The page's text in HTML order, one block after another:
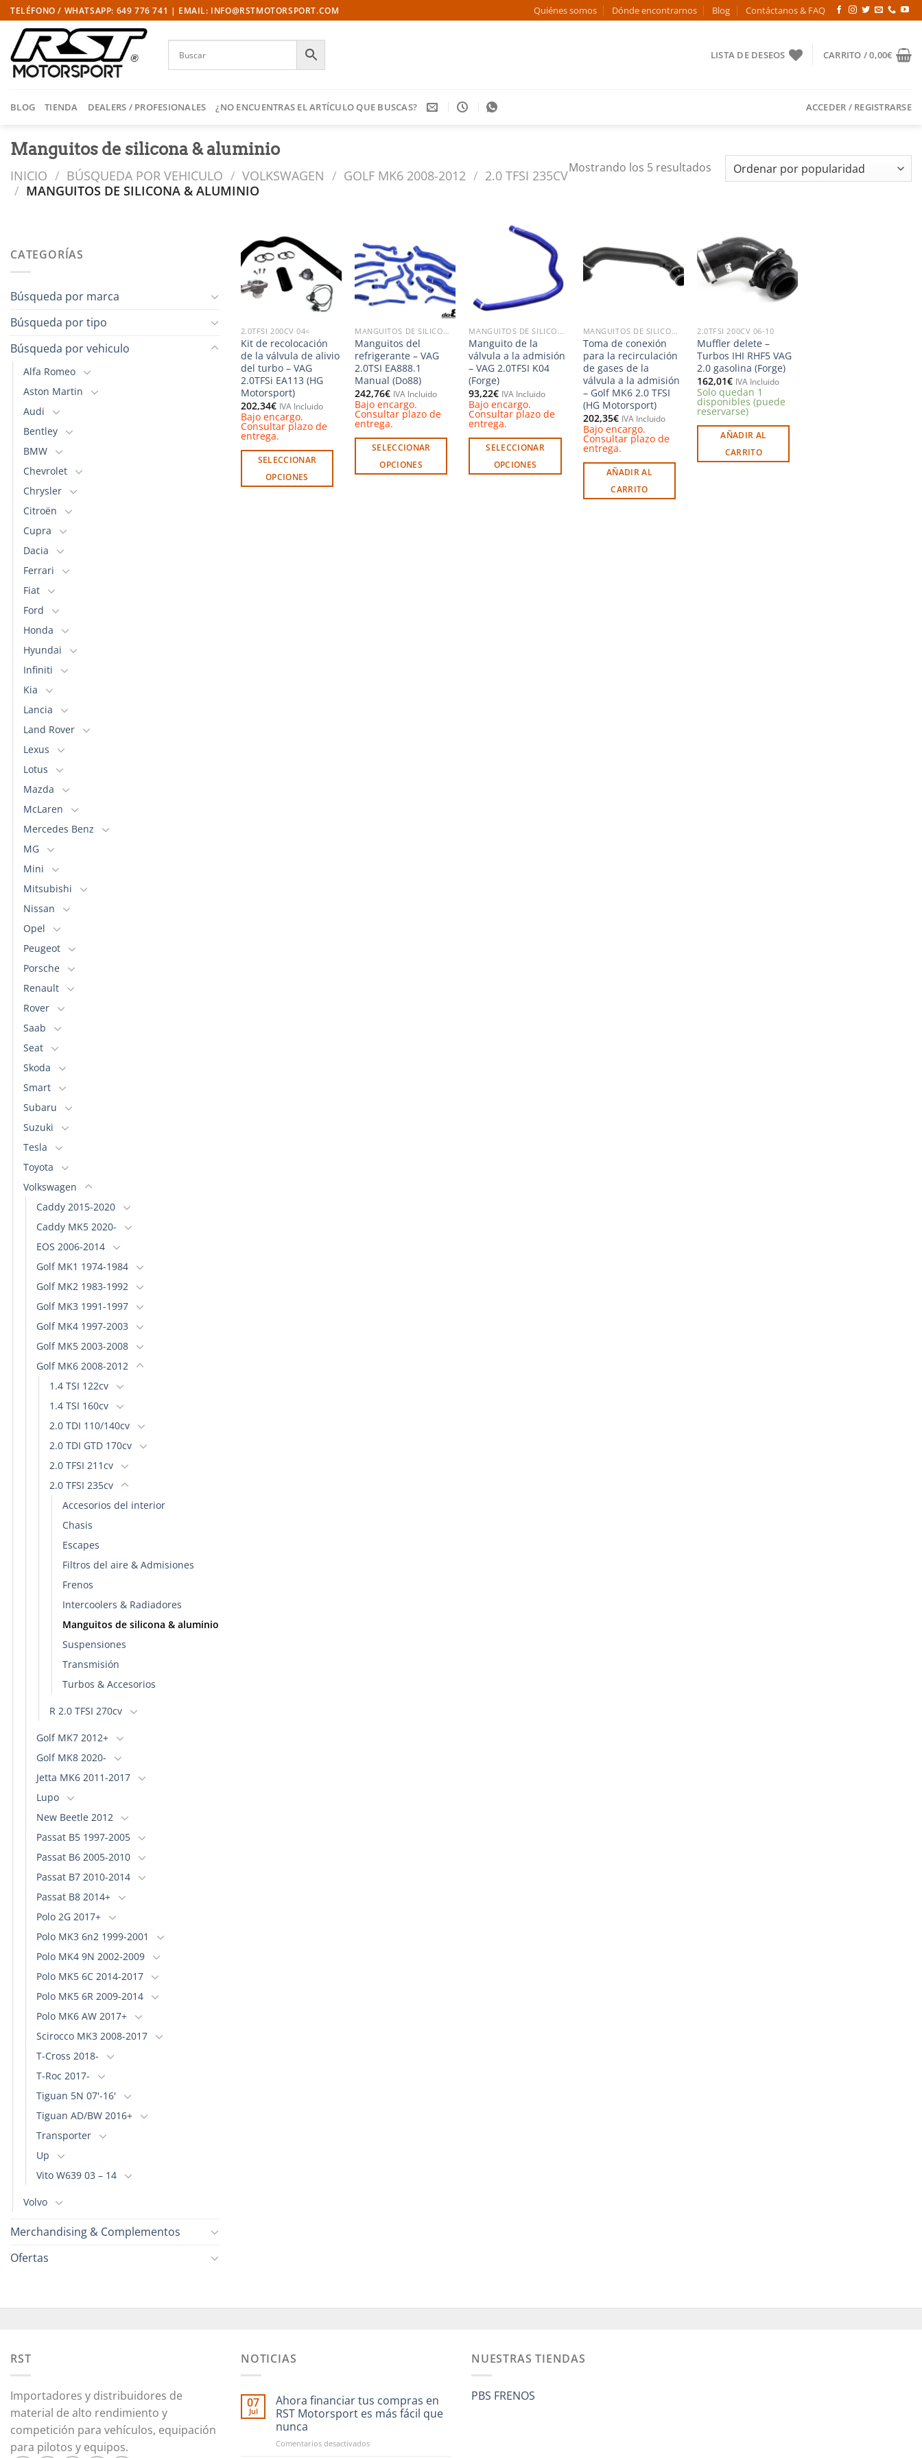
Saltar
al
contenido
TELÉFONO / WHATSAPP: 649 776 741 | EMAIL: INFO@RSTMOTORSPORT.COM Quiénes somos Dónde encontrarnos Blog Contáctanos & FAQ
LISTA DE DESEOS CARRITO /0,00€
BLOG TIENDA DEALERS / PROFESIONALES ¿NO ENCUENTRAS EL ARTÍCULO QUE BUSCAS? ACCEDER / REGISTRARSE
Manguitos de silicona & aluminio
INICIO / BÚSQUEDA POR VEHICULO / VOLKSWAGEN / GOLF MK6 2008-2012 / 2.0 TFSI 235CV
/ MANGUITOS DE SILICONA & ALUMINIO
Mostrando los 5 resultadosOrdenado
por
CATEGORÍAS
Búsqueda por marca
Búsqueda por tipo
Búsqueda por vehiculo
Alfa Romeo
Aston Martin
Audi
Bentley
BMW
Chevrolet
Chrysler
Citroën
Cupra
Dacia
Ferrari
Fiat
Ford
Honda
Hyundai
Infiniti
Kia
Lancia
Land Rover
Lexus
Lotus
Mazda
McLaren
Mercedes Benz
MG
Mini
Mitsubishi
Nissan
Opel
Peugeot
Porsche
Renault
Rover
Saab
Seat
Skoda
Smart
Subaru
Suzuki
Tesla
Toyota
Volkswagen
Caddy 2015-2020
Caddy MK5 2020-
EOS 2006-2014
Golf MK1 1974-1984
Golf MK2 1983-1992
Golf MK3 1991-1997
Golf MK4 1997-2003
Golf MK5 2003-2008
Golf MK6 2008-2012
1.4 TSI 122cv
1.4 TSI 160cv
2.0 TDI 110/140cv
2.0 TDI GTD 170cv
2.0 TFSI 211cv
2.0 TFSI 235cv
Accesorios del interior
Chasis
Escapes
Filtros del aire & Admisiones
Frenos
Intercoolers & Radiadores
Manguitos de silicona & aluminio
Suspensiones
Transmisión
Turbos & Accesorios
R 2.0 TFSI 270cv
Golf MK7 2012+
Golf MK8 2020-
Jetta MK6 2011-2017
Lupo
New Beetle 2012
Passat B5 1997-2005
Passat B6 2005-2010
Passat B7 2010-2014
Passat B8 2014+
Polo 2G 2017+
Polo MK3 6n2 1999-2001
Polo MK4 9N 2002-2009
Polo MK5 6C 2014-2017
Polo MK5 6R 2009-2014
Polo MK6 AW 2017+
Scirocco MK3 2008-2017
T-Cross 2018-
T-Roc 2017-
Tiguan 5N 07'-16'
Tiguan AD/BW 2016+
Transporter
Up
Vito W639 03 – 14
Volvo
Merchandising & Complementos
Ofertas
Añadir
a la
lista de
deseos
2.0TFSI 200CV 04<
Kit de recolocación
de la válvula de alivio
del turbo – VAG
2.0TFSi EA113 (HG
Motorsport)
202,34€ IVA Incluido
Bajo encargo.
Consultar plazo de
entrega.
SELECCIONAR
OPCIONES
Añadir
a la
lista de
deseos
MANGUITOS DE SILICONA & ALUMINIO
Manguitos del
refrigerante – VAG
2.0TSI EA888.1
Manual (Do88)
242,76€ IVA Incluido
Bajo encargo.
Consultar plazo de
entrega.
SELECCIONAR
OPCIONES
Añadir
a la
lista de
deseos
MANGUITOS DE SILICONA & ALUMINIO
Manguito de la
válvula a la admisión
– VAG 2.0TFSI K04
(Forge)
93,22€ IVA Incluido
Bajo encargo.
Consultar plazo de
entrega.
SELECCIONAR
OPCIONES
Añadir
a la
lista de
MANGUITOS DE SILICONA & ALUMINIO
Toma de conexión
para la recirculación
de gases de la
válvula a la admisión
– Golf MK6 2.0 TFSI
(HG Motorsport)
202,35€ IVA Incluido
Bajo encargo.
Consultar plazo de
entrega.
AÑADIR AL
CARRITO
Añadir
a la
lista de
deseos
2.0TFSI 200CV 06-10
Muffler delete –
Turbos IHI RHF5 VAG
2.0 gasolina (Forge)
162,01€ IVA Incluido
Solo quedan 1
disponibles (puede
reservarse)
AÑADIR AL
CARRITO
RST
Importadores y distribuidores de
material de alto rendimiento y
competición para vehículos, equipación
para pilotos y equipos.
NOTICIAS
07
Jul
Ahora financiar tus compras en
RST Motorsport es más fácil que
nunca
Comentarios desactivadosen
NUESTRAS TIENDAS
PBS FRENOS